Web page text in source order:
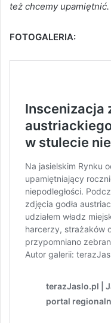
też chcemy upamiętnić.
FOTOGALERIA: